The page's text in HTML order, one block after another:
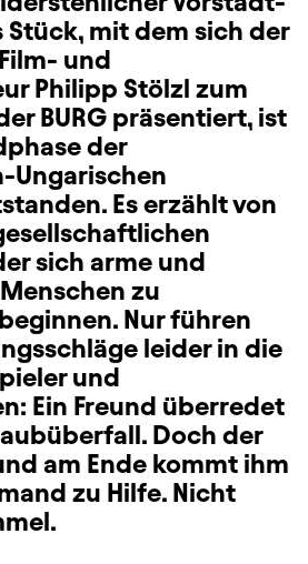
Stück, mit dem sich der
und
Philipp Stölzl zum
BURG präsentiert, ist
der
Ungarischen
Es erzählt von
sich arme und
zu
Nur führen
leider in die
und
Ein Freund überredet
Doch der
am Ende kommt ihm
zu Hilfe. Nicht